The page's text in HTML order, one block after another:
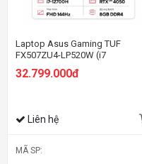
Laptop Asus Gaming TUF
FX507ZU4-LP520W (i7
SSD/15.6 FHD 144hz/RTX 4050
32.799.000đ
Liên hệ
MÃ SP: